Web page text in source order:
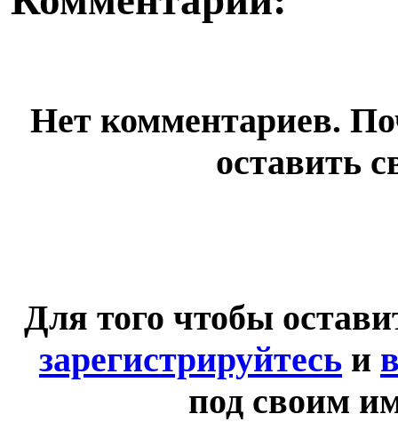
Нет комментариев.
оставить
Для того чтобы
зарегистрируйтесь и
под своим